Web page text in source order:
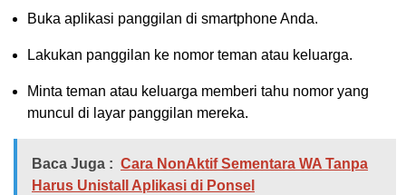
Buka aplikasi panggilan di smartphone Anda.
Lakukan panggilan ke nomor teman atau keluarga.
Minta teman atau keluarga memberi tahu nomor yang
muncul di layar panggilan mereka.
Baca Juga : Cara NonAktif Sementara WA Tanpa
Harus Unistall Aplikasi di Ponsel